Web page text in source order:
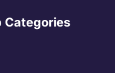
Categories